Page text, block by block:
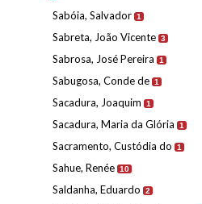
Sabóia, Salvador 1
Sabreta, João Vicente 3
Sabrosa, José Pereira 1
Sabugosa, Conde de 1
Sacadura, Joaquim 1
Sacadura, Maria da Glória 1
Sacramento, Custódia do 1
Sahue, Renée 10
Saldanha, Eduardo 2